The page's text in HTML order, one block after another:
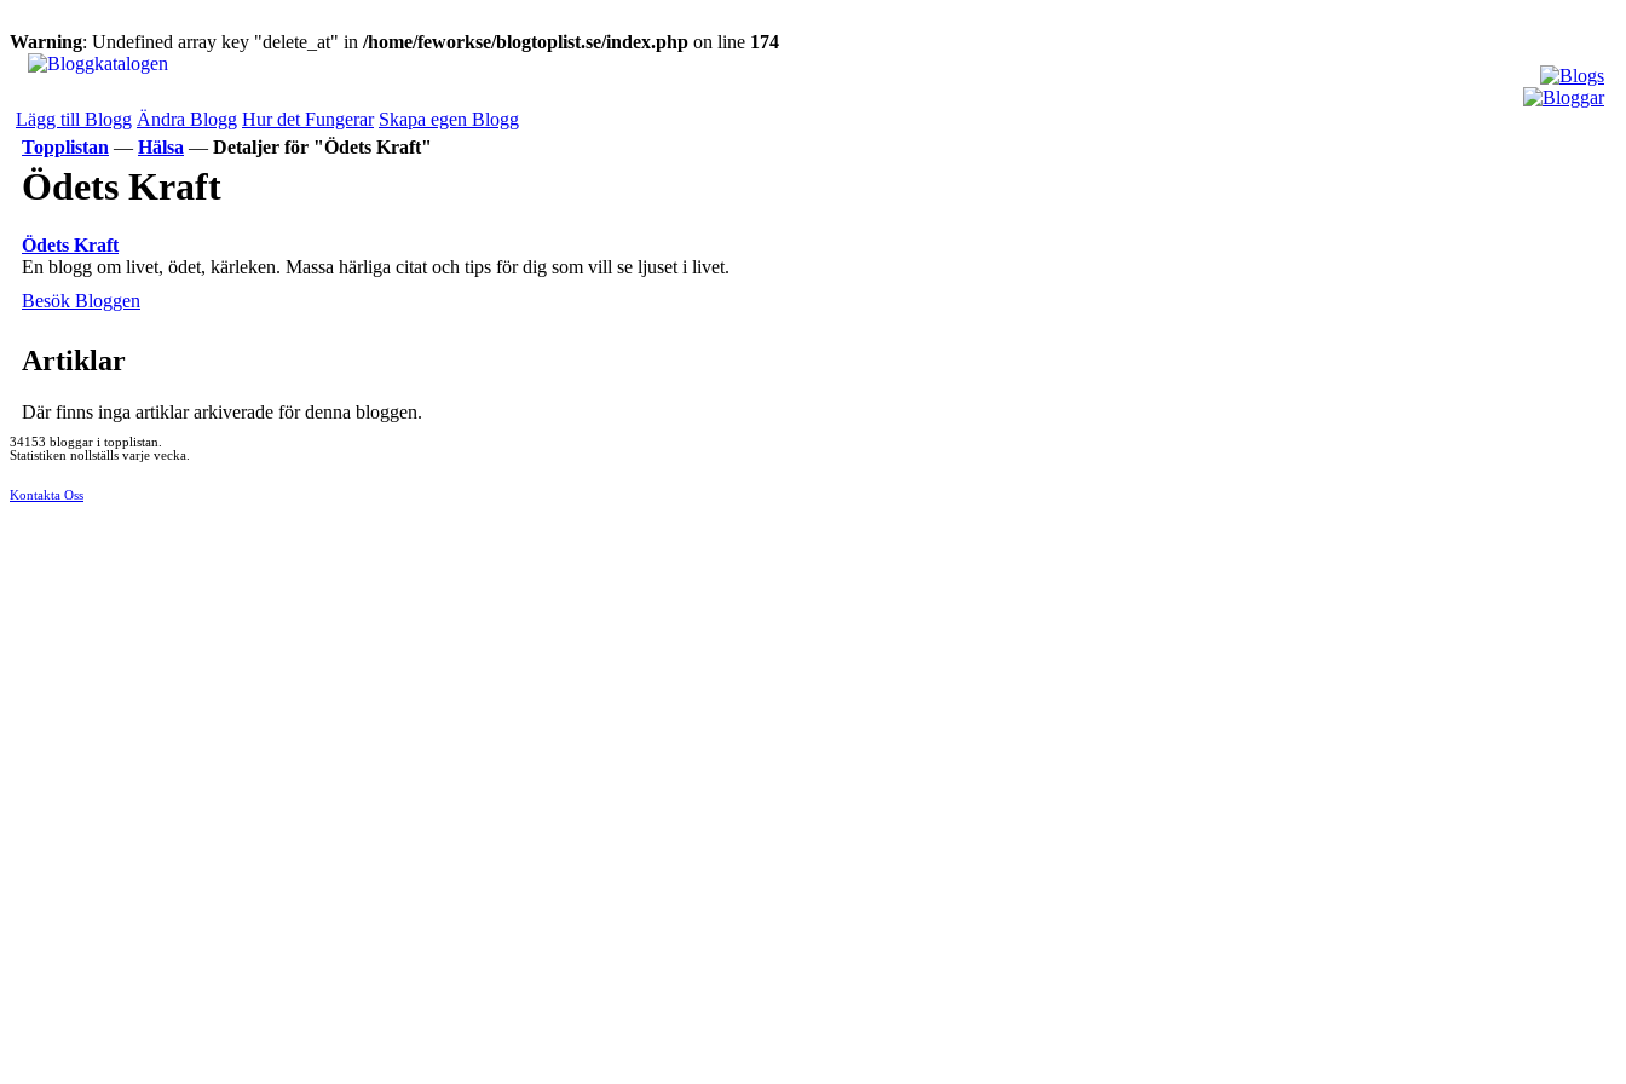
Warning: Undefined array key "delete_at" in /home/feworkse/blogtoplist.se/index.php on line 174
Lägg till Blogg Ändra Blogg Hur det Fungerar Skapa egen Blogg
Topplistan — Hälsa — Detaljer för "Ödets Kraft"
Ödets Kraft
Ödets Kraft
En blogg om livet, ödet, kärleken. Massa härliga citat och tips för dig som vill se ljuset i livet.
Besök Bloggen
Artiklar
Där finns inga artiklar arkiverade för denna bloggen.
34153 bloggar i topplistan.
Statistiken nollställs varje vecka.
Kontakta Oss